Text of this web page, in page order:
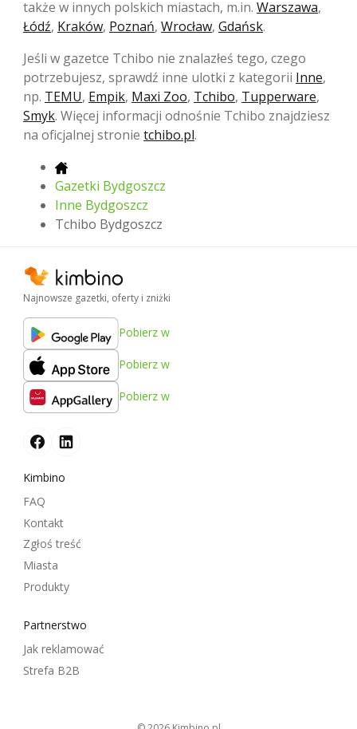
także w innych polskich miastach, m.in. Warszawa,
Łódź, Kraków, Poznań, Wrocław, Gdańsk.
Jeśli w gazetce Tchibo nie znalazłeś tego, czego
potrzebujesz, sprawdź inne ulotki z kategorii Inne,
np. TEMU, Empik, Maxi Zoo, Tchibo, Tupperware,
Smyk. Więcej informacji odnośnie Tchibo znajdziesz
na oficjalnej stronie tchibo.pl.
Gazetki Bydgoszcz
Inne Bydgoszcz
Tchibo Bydgoszcz
Najnowsze gazetki, oferty i zniżki
Pobierz w
Pobierz w
Pobierz w
Kimbino
FAQ
Kontakt
Zgłoś treść
Miasta
Produkty
Partnerstwo
Jak reklamować
Strefa B2B